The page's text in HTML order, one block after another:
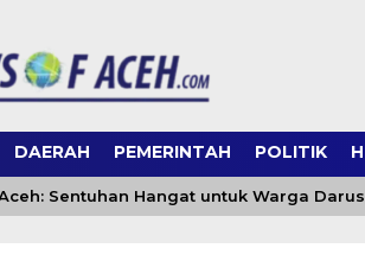
DAERAH PEMERINTAH POLITIK
Sentuhan Hangat untuk Warga